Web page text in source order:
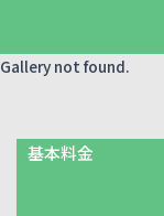
Gallery not found.
基本料金